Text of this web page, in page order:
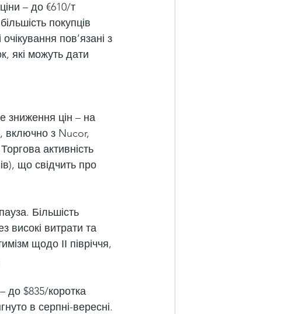
– до €610/т
покупців
пов’язані з
які можуть дати
зниження цін – на
включно з Nucor,
активність
що свідчить про
Більшість
високі витрати та
щодо ІІ півріччя,
до $835/коротка
в серпні-вересні.